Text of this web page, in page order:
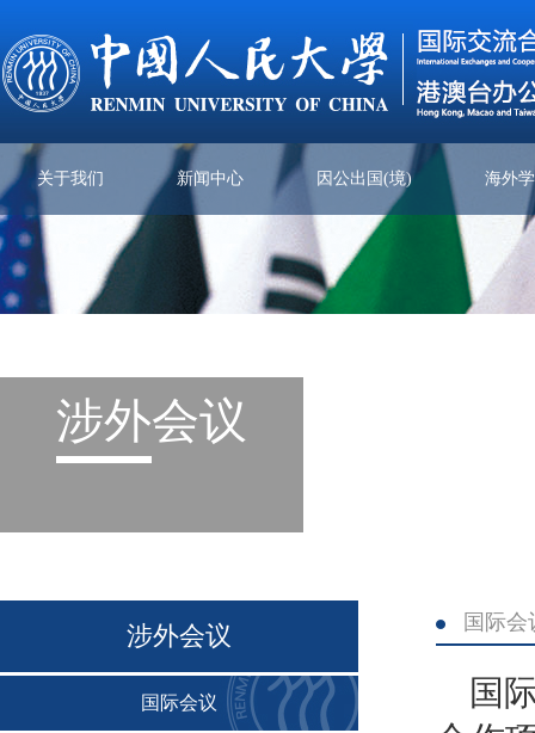
关于我们 新闻中心 因公出国(境) 海外
涉外会议
涉外会议
国际会议
国际会
国